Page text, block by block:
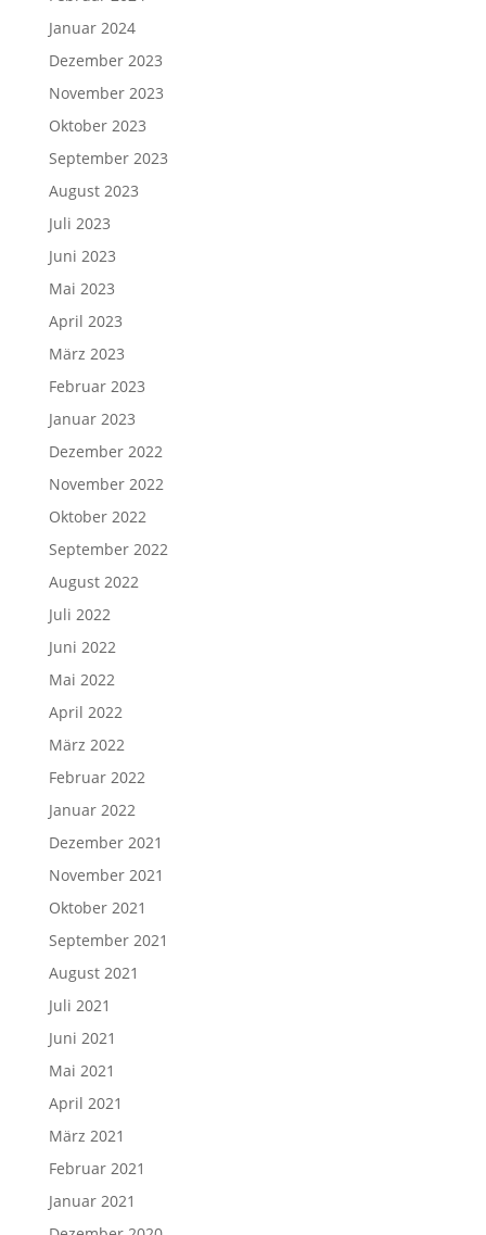
Januar 2024
Dezember 2023
November 2023
Oktober 2023
September 2023
August 2023
Juli 2023
Juni 2023
Mai 2023
April 2023
März 2023
Februar 2023
Januar 2023
Dezember 2022
November 2022
Oktober 2022
September 2022
August 2022
Juli 2022
Juni 2022
Mai 2022
April 2022
März 2022
Februar 2022
Januar 2022
Dezember 2021
November 2021
Oktober 2021
September 2021
August 2021
Juli 2021
Juni 2021
Mai 2021
April 2021
März 2021
Februar 2021
Januar 2021